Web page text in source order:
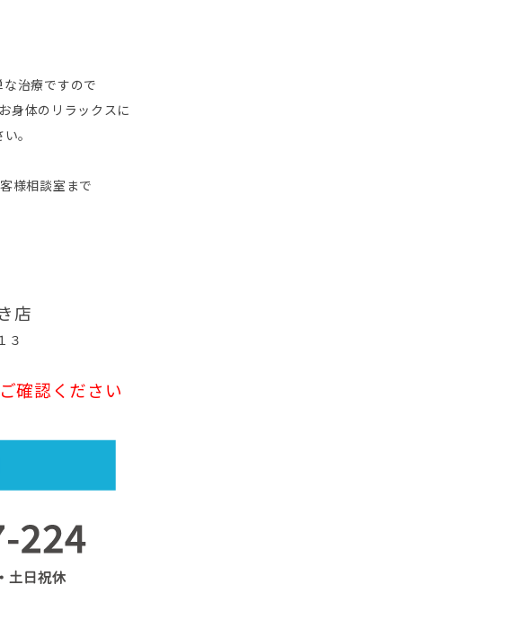
治療ですので
身体のリラックスに
。
様相談室まで
店
３
確認ください